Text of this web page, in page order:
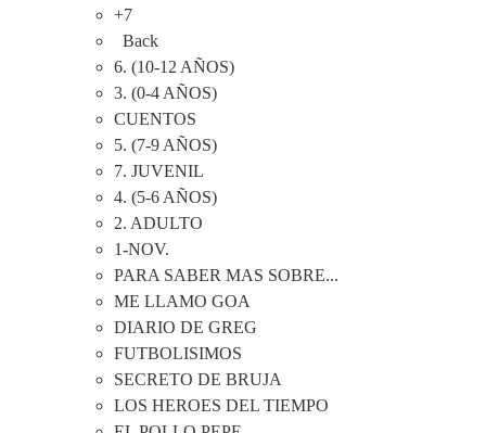
+7
Back
6. (10-12 AÑOS)
3. (0-4 AÑOS)
CUENTOS
5. (7-9 AÑOS)
7. JUVENIL
4. (5-6 AÑOS)
2. ADULTO
1-NOV.
PARA SABER MAS SOBRE...
ME LLAMO GOA
DIARIO DE GREG
FUTBOLISIMOS
SECRETO DE BRUJA
LOS HEROES DEL TIEMPO